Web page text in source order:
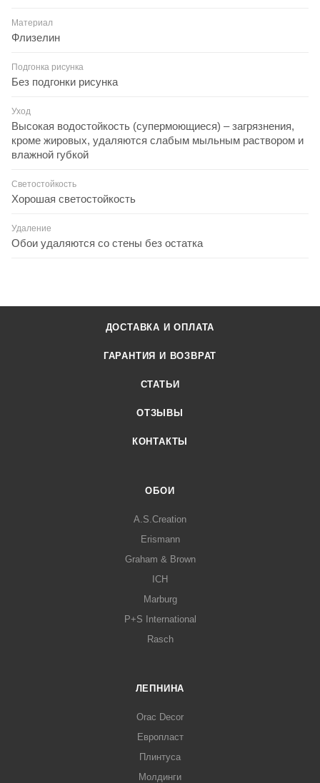
Материал
Флизелин
Подгонка рисунка
Без подгонки рисунка
Уход
Высокая водостойкость (супермоющиеся) – загрязнения,
кроме жировых, удаляются слабым мыльным раствором и
влажной губкой
Светостойкость
Хорошая светостойкость
Удаление
Обои удаляются со стены без остатка
ДОСТАВКА И ОПЛАТА
ГАРАНТИЯ И ВОЗВРАТ
СТАТЬИ
ОТЗЫВЫ
КОНТАКТЫ
ОБОИ
A.S.Creation
Erismann
Graham & Brown
ICH
Marburg
P+S International
Rasch
ЛЕПНИНА
Orac Decor
Европласт
Плинтуса
Молдинги